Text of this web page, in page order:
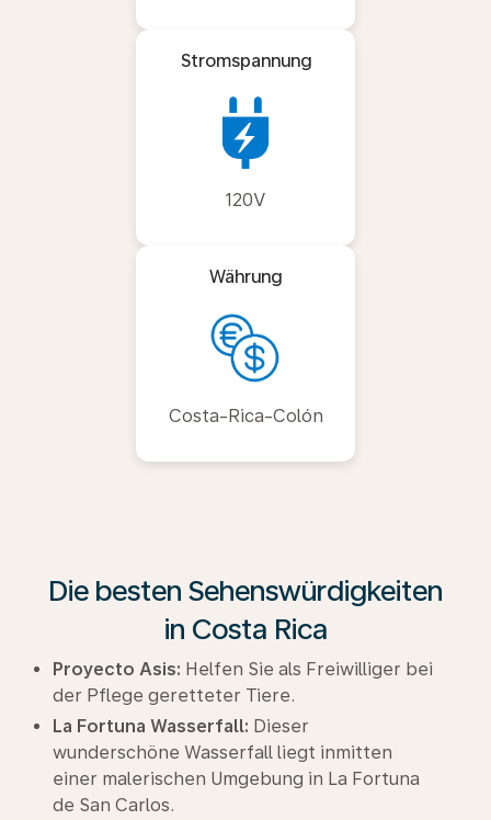
Stromspannung
120V
Währung
Costa-Rica-Colón
Die besten Sehenswürdigkeiten
in Costa Rica
Proyecto Asis: Helfen Sie als Freiwilliger bei
der Pflege geretteter Tiere.
La Fortuna Wasserfall: Dieser
wunderschöne Wasserfall liegt inmitten
einer malerischen Umgebung in La Fortuna
de San Carlos.